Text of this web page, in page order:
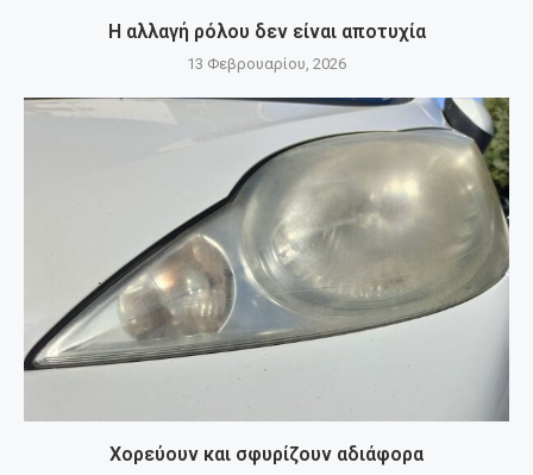
Η αλλαγή ρόλου δεν είναι αποτυχία
13 Φεβρουαρίου, 2026
Χορεύουν και σφυρίζουν αδιάφορα